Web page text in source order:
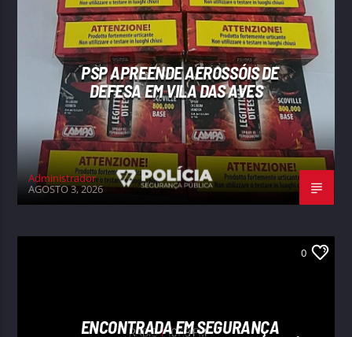
PSP APREENDE AEROSSÓIS DE
DEFESA EM VILA DAS AVES
Administrador
AGOSTO 3, 2026
0
ENCONTRADA EM SEGURANÇA